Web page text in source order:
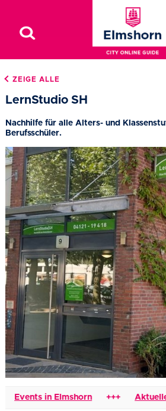
ZEIGE ALLE
LernStudio SH
Nachhilfe für alle Alters- und
Berufsschüler.
Events in Elmshorn +++ Aktuelle